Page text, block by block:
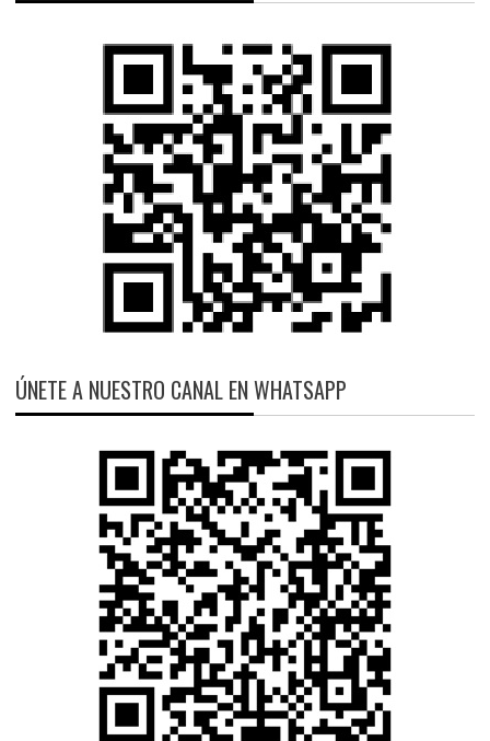
ÚNETE A NUESTRO CANAL EN WHATSAPP